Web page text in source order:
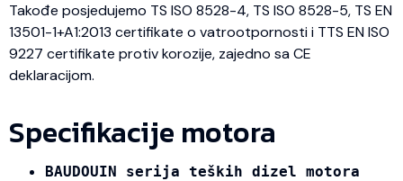
Takođe posjedujemo TS ISO 8528-4, TS ISO 8528-5, TS EN
13501-1+A1:2013 certifikate o vatrootpornosti i TTS EN ISO
9227 certifikate protiv korozije, zajedno sa CE
deklaracijom.
Specifikacije motora
BAUDOUIN serija teških dizel motora